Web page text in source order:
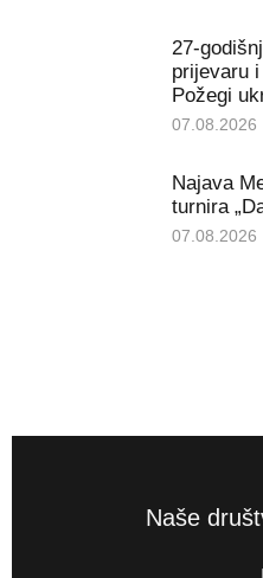
27-
prijevaru
Požegi
07.08.2026
Najava
turnira
07.08.2026
Naše